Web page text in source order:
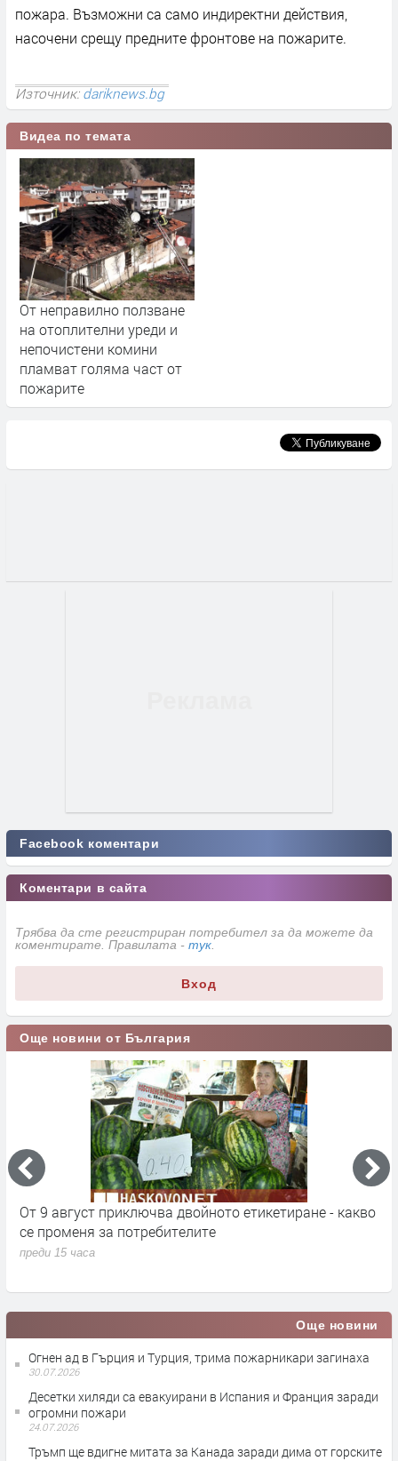
пожара. Възможни са само индиректни действия,
насочени срещу предните фронтове на пожарите.
Източник:dariknews.bg
Видеа по темата
От неправилно ползване
на отоплителни уреди и
непочистени комини
пламват голяма част от
пожарите
Facebook коментари
Коментари в сайта
Трябва да сте регистриран потребител за да можете да
коментирате. Правилата - тук
Вход
Още новини от България
От 9 август приключва двойното етикетиране - какво
се променя за потребителите
преди 15 часа
Още новини
Огнен ад в Гърция и Турция, трима пожарникари загинаха
30.07.2026
Десетки хиляди са евакуирани в Испания и Франция заради
огромни пожари
24.07.2026
Тръмп ще вдигне митата за Канада заради дима от горските